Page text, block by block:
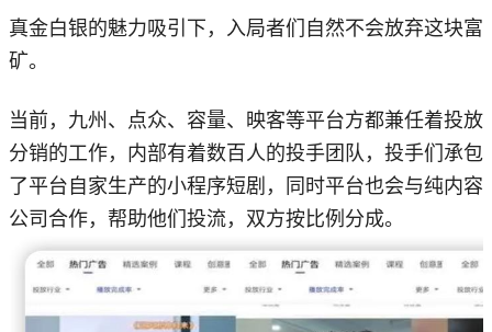
真金白银的魅力吸引下，入局者们自然不会放弃这块富
矿。
当前，九州、点众、容量、映客等平台方都兼任着投放
分销的工作，内部有着数百人的投手团队，投手们承包
了平台自家生产的小程序短剧，同时平台也会与纯内容
公司合作，帮助他们投流，双方按比例分成。